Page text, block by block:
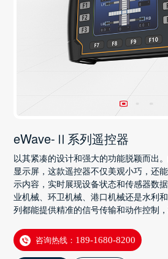
eWave-Ⅱ系列遥控器
以其紧凑的设计和强大的功能脱颖而出
显示屏，这款遥控器不仅美观小巧，还
示内容，实时展现设备状态和传感器数
业机械、环卫机械、港口机械还是水利
列都能提供精准的信号传输和动作控制
咨询热线： 189-1680-8200